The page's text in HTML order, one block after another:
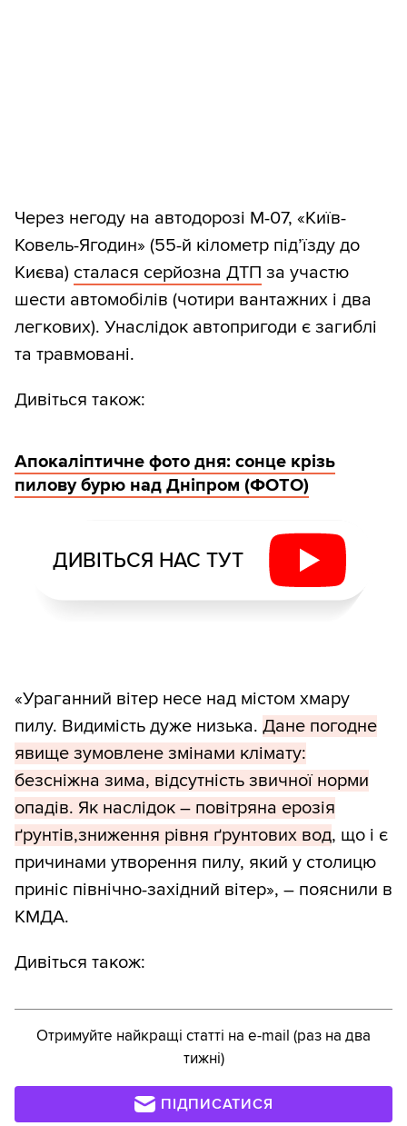
Через негоду на автодорозі М-07, «Київ-
Ковель-Ягодин» (55-й кілометр під’їзду до
Києва) сталася серйозна ДТП за участю
шести автомобілів (чотири вантажних і два
легкових). Унаслідок автопригоди є загиблі
та травмовані.
Дивіться також:
Апокаліптичне фото дня: сонце крізь
пилову бурю над Дніпром (ФОТО)
ДИВІТЬСЯ НАС ТУТ
«Ураганний вітер несе над містом хмару
пилу. Видимість дуже низька. Дане погодне
явище зумовлене змінами клімату:
безсніжна зима, відсутність звичної норми
опадів. Як наслідок – повітряна ерозія
ґрунтів,зниження рівня ґрунтових вод, що і є
причинами утворення пилу, який у столицю
приніс північно-західний вітер», – пояснили в
КМДА.
Дивіться також:
Отримуйте найкращі статті на e-mail (раз на два
тижні)
ПІДПИСАТИСЯ